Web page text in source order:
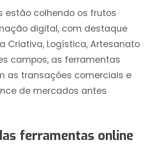
estão colhendo os frutos
digital, com destaque
Criativa, Logística, Artesanato
campos, as ferramentas
as transações comerciais e
de mercados antes
ferramentas online